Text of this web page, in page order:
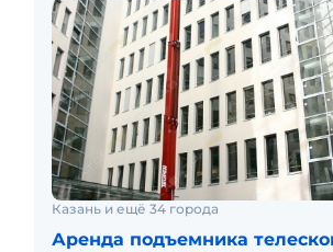
Казань и ещё 34 города
Аренда подъемника